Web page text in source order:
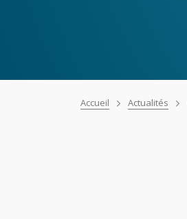
Accueil Actualités